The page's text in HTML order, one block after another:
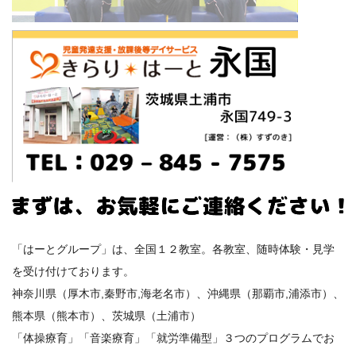
「はーとグループ」は、全国１２教室。各教室、随時体験・見学
を受け付けております。
神奈川県（厚木市,秦野市,海老名市）、沖縄県（那覇市,浦添市）、
熊本県（熊本市）、茨城県（土浦市）
「体操療育」「音楽療育」「就労準備型」３つのプログラムでお